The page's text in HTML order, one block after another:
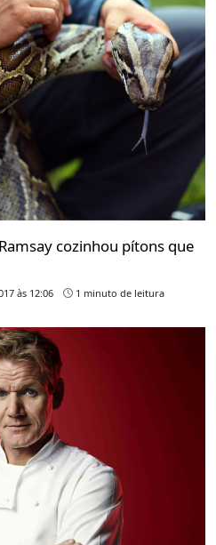
cozinhou pítons que
às 12:06 1 minuto de leitura